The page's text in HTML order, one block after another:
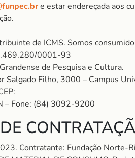
e estar endereçada aos
de ICMS. Somos
0001-93
de Pesquisa e Cultura.
Salgado Filho, 3000 – Campus
– Fone: (84) 3092-9200
Contratante: Fundação Norte-